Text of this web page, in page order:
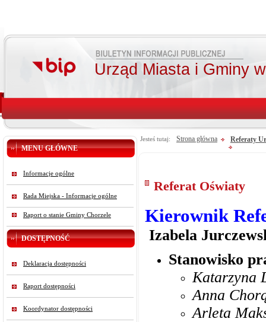
Urząd Miasta i Gminy
MENU GŁÓWNE
Informacje ogólne
Rada Miejska - Informacje ogólne
Raport o stanie Gminy Chorzele
DOSTĘPNOŚĆ
Deklaracja dostępności
Raport dostępności
Koordynator dostępności
Jesteś tutaj: Strona główna Referaty
Referat Oświaty
Kierownik
Izabela
Stanowisko
Katarzyna
Anna
Arleta